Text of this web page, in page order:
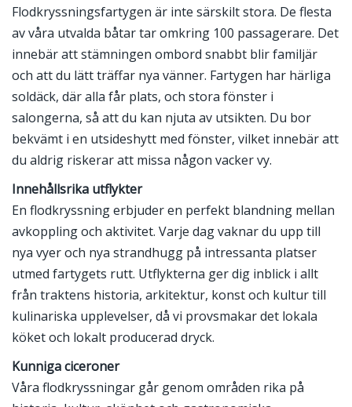
Flodkryssningsfartygen är inte särskilt stora. De flesta
av våra utvalda båtar tar omkring 100 passagerare. Det
innebär att stämningen ombord snabbt blir familjär
och att du lätt träffar nya vänner. Fartygen har härliga
soldäck, där alla får plats, och stora fönster i
salongerna, så att du kan njuta av utsikten. Du bor
bekvämt i en utsideshytt med fönster, vilket innebär att
du aldrig riskerar att missa någon vacker vy.
Innehållsrika utflykter
En flodkryssning erbjuder en perfekt blandning mellan
avkoppling och aktivitet. Varje dag vaknar du upp till
nya vyer och nya strandhugg på intressanta platser
utmed fartygets rutt. Utflykterna ger dig inblick i allt
från traktens historia, arkitektur, konst och kultur till
kulinariska upplevelser, då vi provsmakar det lokala
köket och lokalt producerad dryck.
Kunniga ciceroner
Våra flodkryssningar går genom områden rika på